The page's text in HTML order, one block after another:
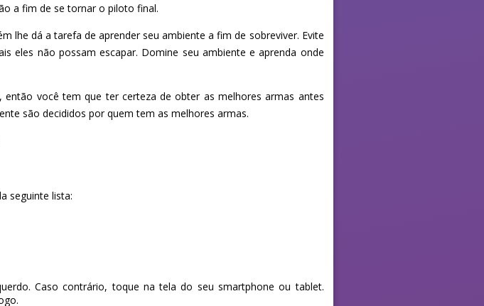
a fim de se tornar o piloto final.
lhe dá a tarefa de aprender seu ambiente a fim de sobreviver. Evite
eles não possam escapar. Domine seu ambiente e aprenda onde
você tem que ter certeza de obter as melhores armas antes
são decididos por quem tem as melhores armas.
seguinte lista:
Caso contrário, toque na tela do seu smartphone ou tablet.